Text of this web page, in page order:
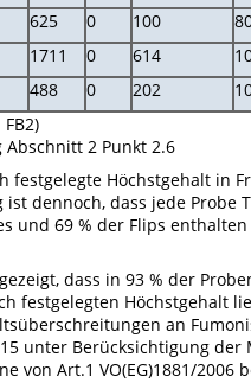
625 0 100
1711 0 614
488 0 202
Abschnitt 2 Punkt 2.6
festgelegte Höchstgehalt in
dennoch, dass jede Probe
und 69 % der Flips
dass in 93 % der
festgelegten Höchstgehalt
an
unter Berücksichtigung
von Art.1 VO(EG)1881/